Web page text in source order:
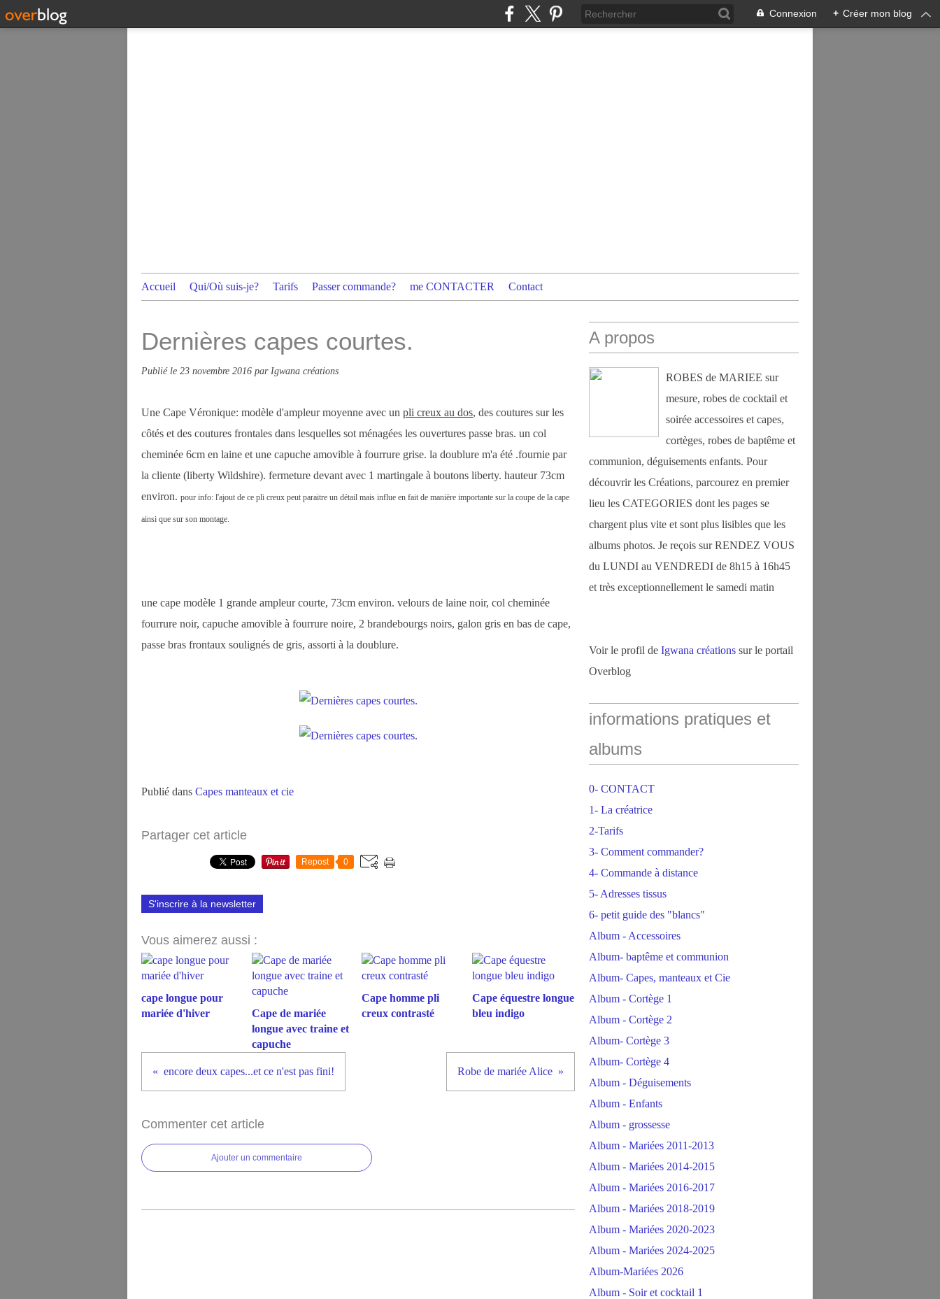
Connexion + Créer mon blog
Accueil Qui/Où suis-je? Tarifs Passer commande? me CONTACTER Contact
Dernières capes courtes.
Publié le 23 novembre 2016 par Igwana créations
Une Cape Véronique: modèle d'ampleur moyenne avec un pli creux au dos, des coutures sur les
côtés et des coutures frontales dans lesquelles sot ménagées les ouvertures passe bras. un col
cheminée 6cm en laine et une capuche amovible à fourrure grise. la doublure m'a été .fournie par
la cliente (liberty Wildshire). fermeture devant avec 1 martingale à boutons liberty. hauteur 73cm
environ. pour info: l'ajout de ce pli creux peut paraitre un détail mais influe en fait de manière importante sur la coupe de la cape
ainsi que sur son montage.
une cape modèle 1 grande ampleur courte, 73cm environ. velours de laine noir, col cheminée
fourrure noir, capuche amovible à fourrure noire, 2 brandebourgs noirs, galon gris en bas de cape,
passe bras frontaux soulignés de gris, assorti à la doublure.
Publié dans Capes manteaux et cie
Partager cet article
Repost 0
S'inscrire à la newsletter
Vous aimerez aussi :
cape longue pour
mariée d'hiver
Cape de mariée
longue avec traine et
capuche
Cape homme pli
creux contrasté
Cape équestre longue
bleu indigo
encore deux capes...et ce n'est pas fini! Robe de mariée Alice
Commenter cet article
Ajouter un commentaire
A propos
ROBES de MARIEE sur
mesure, robes de cocktail et
soirée accessoires et capes,
cortèges, robes de baptême et
communion, déguisements enfants. Pour
découvrir les Créations, parcourez en premier
lieu les CATEGORIES dont les pages se
chargent plus vite et sont plus lisibles que les
albums photos. Je reçois sur RENDEZ VOUS
du LUNDI au VENDREDI de 8h15 à 16h45
et très exceptionnellement le samedi matin
Voir le profil de Igwana créations sur le portail
Overblog
informations pratiques et
albums
0- CONTACT
1- La créatrice
2-Tarifs
3- Comment commander?
4- Commande à distance
5- Adresses tissus
6- petit guide des "blancs"
Album - Accessoires
Album- baptême et communion
Album- Capes, manteaux et Cie
Album - Cortège 1
Album - Cortège 2
Album- Cortège 3
Album- Cortège 4
Album - Déguisements
Album - Enfants
Album - grossesse
Album - Mariées 2011-2013
Album - Mariées 2014-2015
Album - Mariées 2016-2017
Album - Mariées 2018-2019
Album - Mariées 2020-2023
Album - Mariées 2024-2025
Album-Mariées 2026
Album - Soir et cocktail 1